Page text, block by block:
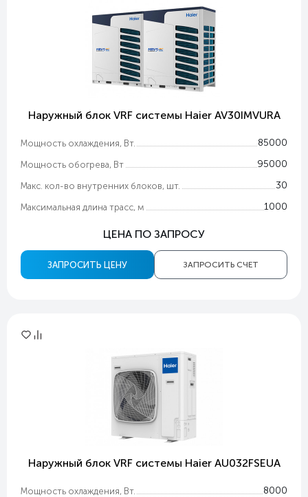
Наружный блок VRF системы Haier AV30IMVURA
Мощность охлаждения, Вт. 85000
Мощность обогрева, Вт 95000
Макс. кол-во внутренних блоков, шт. 30
Максимальная длина трасс, м 1000
ЦЕНА ПО ЗАПРОСУ
ЗАПРОСИТЬ СЧЕТ
ЗАПРОСИТЬ ЦЕНУ
Наружный блок VRF системы Haier AU032FSEUA
Мощность охлаждения, Вт. 8000